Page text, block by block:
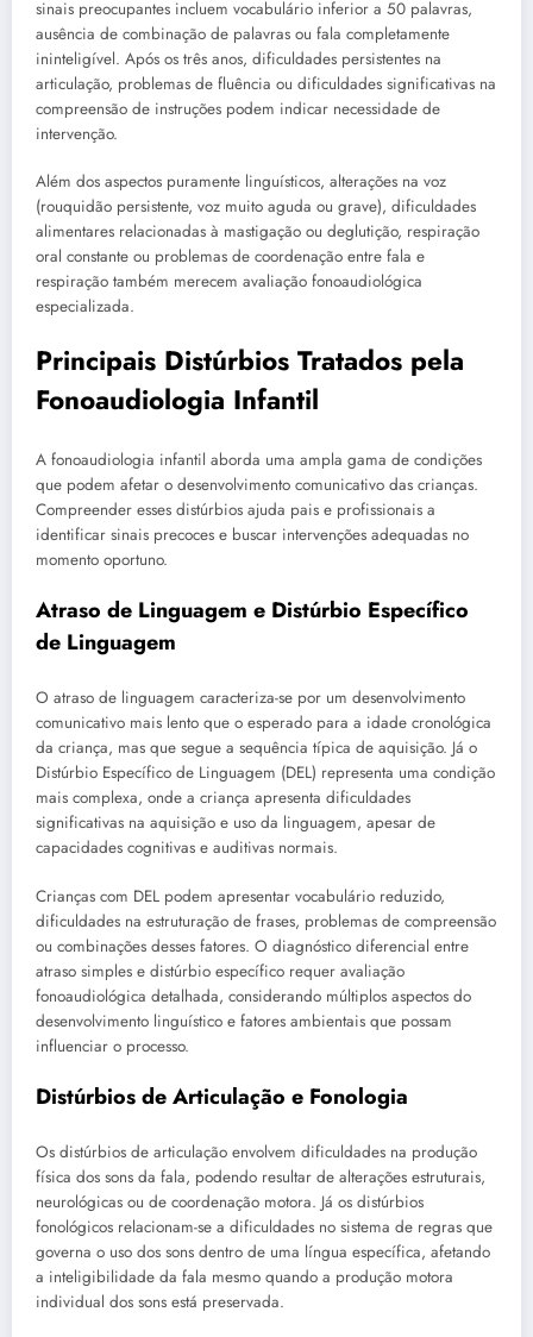
sinais preocupantes incluem vocabulário inferior a 50 palavras,
ausência de combinação de palavras ou fala completamente
ininteligível. Após os três anos, dificuldades persistentes na
articulação, problemas de fluência ou dificuldades significativas na
compreensão de instruções podem indicar necessidade de
intervenção.
Além dos aspectos puramente linguísticos, alterações na voz
(rouquidão persistente, voz muito aguda ou grave), dificuldades
alimentares relacionadas à mastigação ou deglutição, respiração
oral constante ou problemas de coordenação entre fala e
respiração também merecem avaliação fonoaudiológica
especializada.
Principais Distúrbios Tratados pela
Fonoaudiologia Infantil
A fonoaudiologia infantil aborda uma ampla gama de condições
que podem afetar o desenvolvimento comunicativo das crianças.
Compreender esses distúrbios ajuda pais e profissionais a
identificar sinais precoces e buscar intervenções adequadas no
momento oportuno.
Atraso de Linguagem e Distúrbio Específico
de Linguagem
O atraso de linguagem caracteriza-se por um desenvolvimento
comunicativo mais lento que o esperado para a idade cronológica
da criança, mas que segue a sequência típica de aquisição. Já o
Distúrbio Específico de Linguagem (DEL) representa uma condição
mais complexa, onde a criança apresenta dificuldades
significativas na aquisição e uso da linguagem, apesar de
capacidades cognitivas e auditivas normais.
Crianças com DEL podem apresentar vocabulário reduzido,
dificuldades na estruturação de frases, problemas de compreensão
ou combinações desses fatores. O diagnóstico diferencial entre
atraso simples e distúrbio específico requer avaliação
fonoaudiológica detalhada, considerando múltiplos aspectos do
desenvolvimento linguístico e fatores ambientais que possam
influenciar o processo.
Distúrbios de Articulação e Fonologia
Os distúrbios de articulação envolvem dificuldades na produção
física dos sons da fala, podendo resultar de alterações estruturais,
neurológicas ou de coordenação motora. Já os distúrbios
fonológicos relacionam-se a dificuldades no sistema de regras que
governa o uso dos sons dentro de uma língua específica, afetando
a inteligibilidade da fala mesmo quando a produção motora
individual dos sons está preservada.